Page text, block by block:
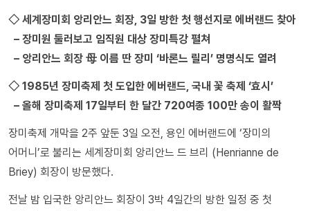
◇ 세계장미회 앙리안느 회장, 3일 방한 첫 행선지로 에버랜드 찾아
– 장미원 둘러보고 임직원 대상 장미특강 펼쳐
– 앙리안느 회장 母 이름 딴 장미 ‘바론느 릴리’ 명명식도 열려
◇ 1985년 장미축제 첫 도입한 에버랜드, 국내 꽃 축제 ‘효시’
– 올해 장미축제 17일부터 한 달간 720여종 100만 송이 활짝
장미축제 개막을 2주 앞둔 3일 오전, 용인 에버랜드에 ‘장미의
어머니’로 불리는 세계장미회 앙리안느 드 브리 (Henrianne de
Briey) 회장이 방문했다.
전날 밤 입국한 앙리안느 회장이 3박 4일간의 방한 일정 중 첫